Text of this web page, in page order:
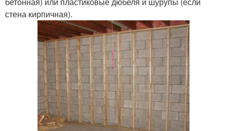
стена кирпичная).